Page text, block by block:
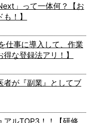
」って一体何？【お
！】
仕事に導入して、作業
な登録法アリ！】
者が『副業』としてブ
アルTOP3！！【研修